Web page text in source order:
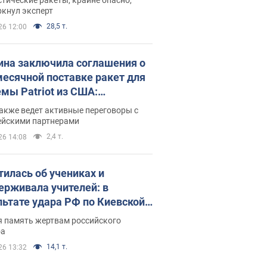
эксперт
12:00 28,5 т.
заключила соглашения о
поставке ракет для
Patriot из США:
раскрыл подробности
ведет активные переговоры с
партнерами
14:08 2,4 т.
об учениках и
учителей: в
удара РФ по Киевской
погибли директор
лицея, её муж и внук
память жертвам российского
13:32 14,1 т.